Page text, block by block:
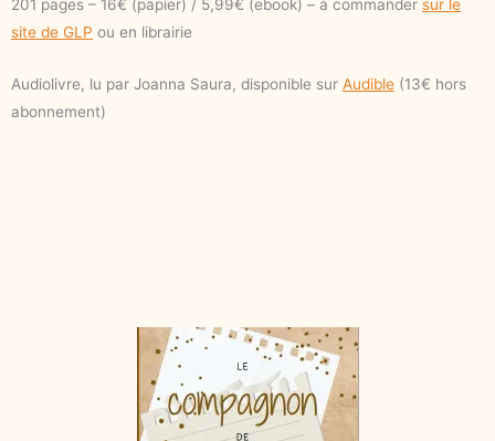
201 pages – 16€ (papier) / 5,99€ (ebook) – à commander sur le
site de GLP ou en librairie
Audiolivre, lu par Joanna Saura, disponible sur Audible (13€ hors
abonnement)